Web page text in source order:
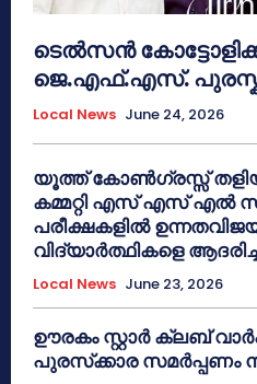
ടെൽസൻ
ജെ.എഫ്.എസ്.
Local News June 24, 2026
യൂത്ത് കോൺഗ്രസ്സ്
കമ്മറ്റി എസ് എസ് എൽ
പരീക്ഷകളിൽ
വിദ്യാർത്ഥികളെ
Local News June 23, 2026
ഊരകം സ്റ്റാർ ക്ലബ്
പുരസ്‌ക്കാര സമർപ്പണം